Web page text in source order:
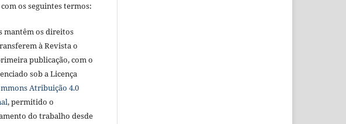
os seguintes termos:
mantêm os direitos
à Revista o
publicação, com o
sob a Licença
Atribuição 4.0
, permitido o
do trabalho desde